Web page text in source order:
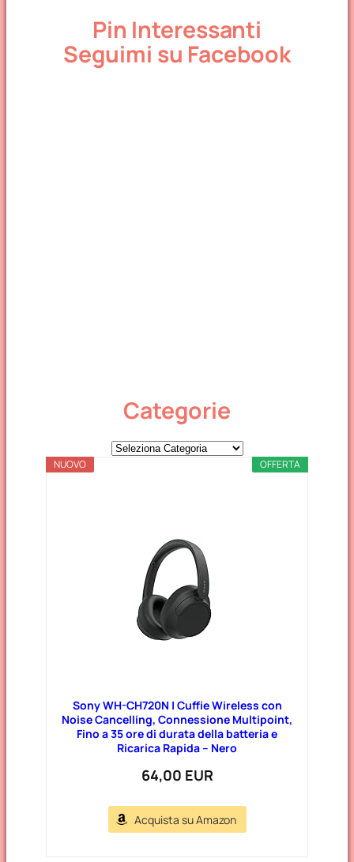
Pin Interessanti
Seguimi su Facebook
Categorie
C
OFFERTA
NUOVO
Sony WH-CH720N | Cuffie Wireless con
Noise Cancelling, Connessione Multipoint,
Fino a 35 ore di durata della batteria e
Ricarica Rapida – Nero
64,00 EUR
Acquista su Amazon